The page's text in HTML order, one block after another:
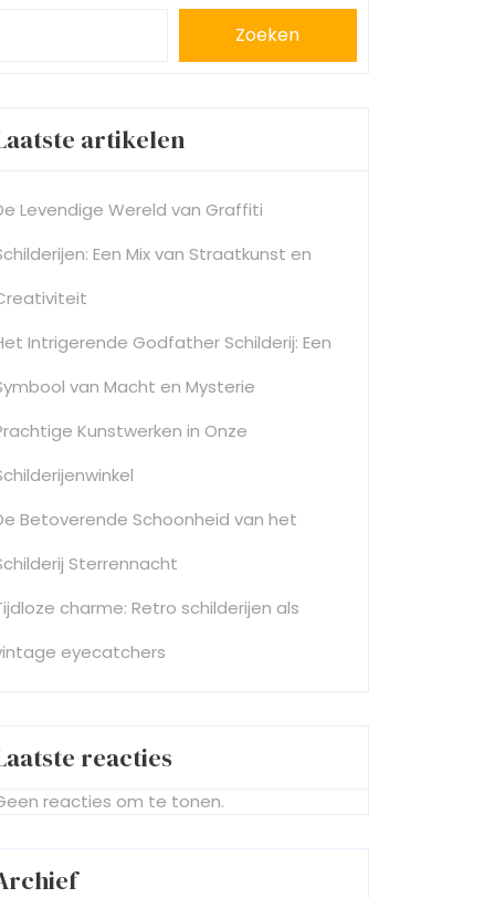
Zoeken
artikelen
Levendige Wereld van Graffiti
Een Mix van Straatkunst en
Intrigerende Godfather Schilderij: Een
van Macht en Mysterie
Kunstwerken in Onze
Betoverende Schoonheid van het
Sterrennacht
charme: Retro schilderijen als
eyecatchers
reacties
reacties om te tonen.